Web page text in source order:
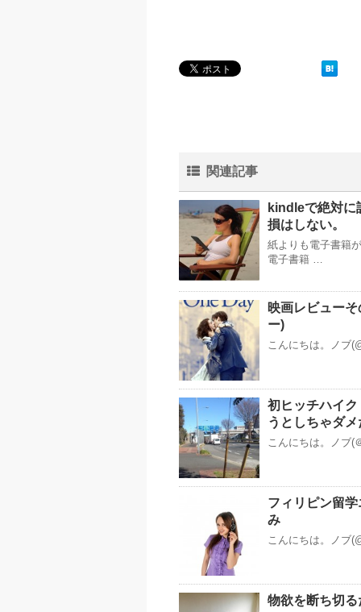
関連記事
kindleで絶対に
損はしない。
紙よりも電子書籍
電子書籍 …
映画レビュー
ー)
こんにちは。ノブ
初ヒッチハイ
うとしちゃダ
こんにちは。ノブ(
フィリピン留
み
こんにちは。ノブ
物欲を断ち切